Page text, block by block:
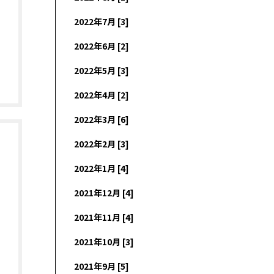
2022年7月 [3]
2022年6月 [2]
2022年5月 [3]
2022年4月 [2]
2022年3月 [6]
2022年2月 [3]
2022年1月 [4]
2021年12月 [4]
2021年11月 [4]
2021年10月 [3]
2021年9月 [5]